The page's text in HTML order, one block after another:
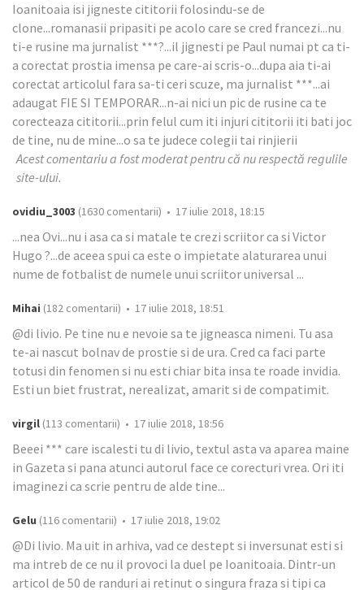
Ioanitoaia isi jigneste cititorii folosindu-se de
clone...romanasii pripasiti pe acolo care se cred francezi...nu
ti-e rusine ma jurnalist ***?...il jignesti pe Paul numai pt ca ti-
a corectat prostia imensa pe care-ai scris-o...dupa aia ti-ai
corectat articolul fara sa-ti ceri scuze, ma jurnalist ***...ai
adaugat FIE SI TEMPORAR...n-ai nici un pic de rusine ca te
corecteaza cititorii...prin felul cum iti injuri cititorii iti bati joc
de tine, nu de mine...o sa te judece colegii tai rinjierii
Acest comentariu a fost moderat pentru că nu respectă regulile
site-ului.
ovidiu_3003 (1630 comentarii) • 17 iulie 2018, 18:15
...nea Ovi...nu i asa ca si matale te crezi scriitor ca si Victor
Hugo ?...de aceea spui ca este o impietate alaturarea unui
nume de fotbalist de numele unui scriitor universal ...
Mihai (182 comentarii) • 17 iulie 2018, 18:51
@di livio. Pe tine nu e nevoie sa te jigneasca nimeni. Tu asa
te-ai nascut bolnav de prostie si de ura. Cred ca faci parte
totusi din fenomen si nu esti chiar bita insa te roade invidia.
Esti un biet frustrat, nerealizat, amarit si de compatimit.
virgil (113 comentarii) • 17 iulie 2018, 18:56
Beeei *** care iscalesti tu di livio, textul asta va aparea maine
in Gazeta si pana atunci autorul face ce corecturi vrea. Ori iti
imaginezi ca scrie pentru de alde tine...
Gelu (116 comentarii) • 17 iulie 2018, 19:02
@Di livio. Ma uit in arhiva, vad ce destept si inversunat esti si
ma intreb de ce nu il provoci la duel pe Ioanitoaia. Dintr-un
articol de 50 de randuri ai retinut o singura fraza si tipi ca